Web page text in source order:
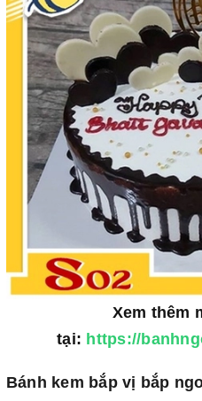
Xem thêm
tại: https://
Bánh kem bắp vị bắp